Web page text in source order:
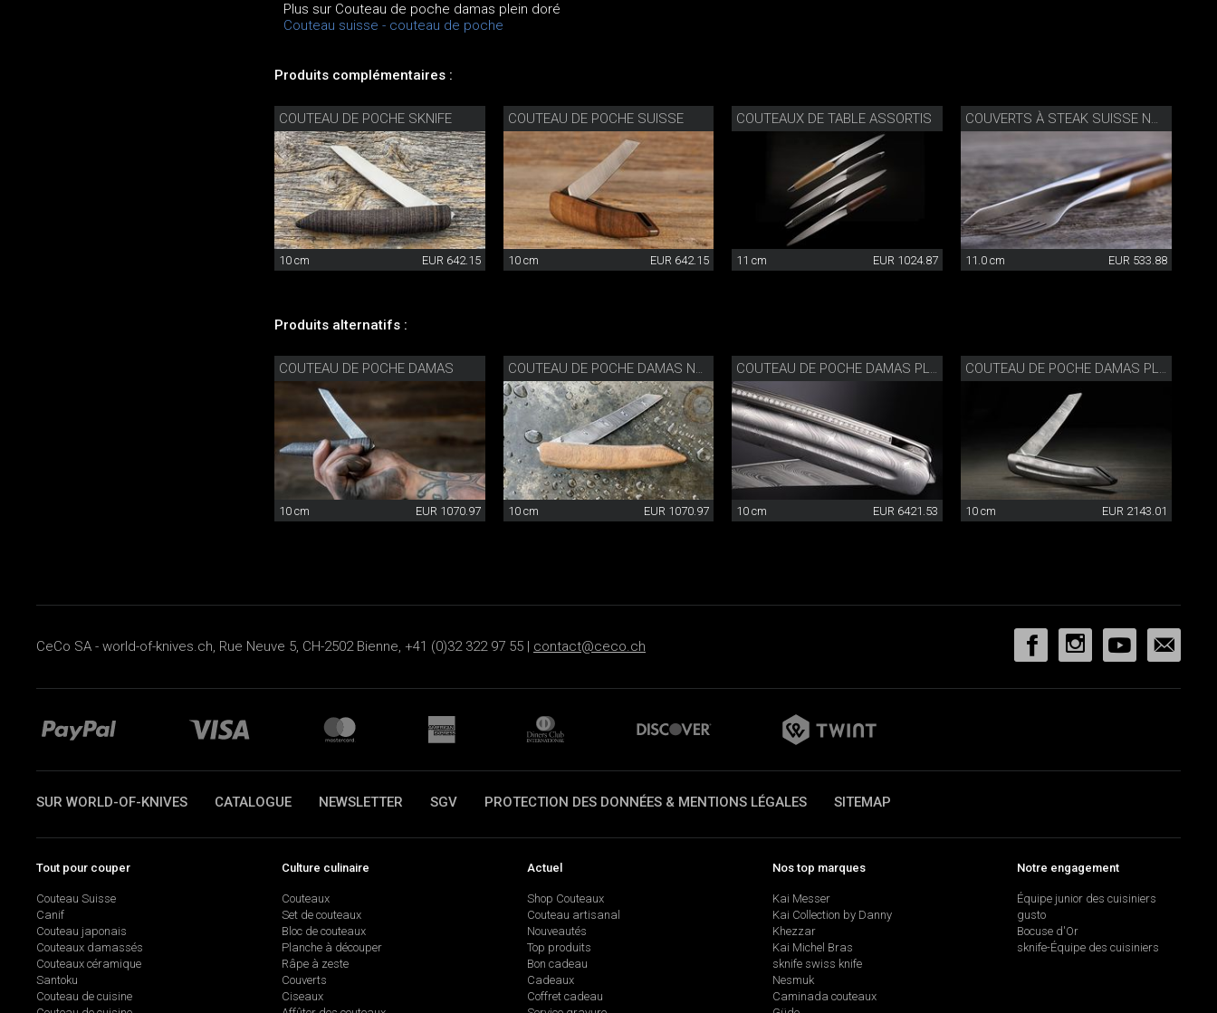
Plus sur Couteau de poche damas plein doré
Couteau suisse - couteau de poche
Produits complémentaires :
COUTEAU DE POCHE SKNIFE
10 cm EUR 642.15
COUTEAU DE POCHE SUISSE
10 cm EUR 642.15
COUTEAUX DE TABLE ASSORTIS
11 cm EUR 1024.87
COUVERTS À STEAK SUISSE NOYER
11.0 cm EUR 533.88
Produits alternatifs :
COUTEAU DE POCHE DAMAS
10 cm EUR 1070.97
COUTEAU DE POCHE DAMAS NOYER
10 cm EUR 1070.97
COUTEAU DE POCHE DAMAS PLEIN DIAMANT
10 cm EUR 6421.53
COUTEAU DE POCHE DAMAS PLEIN
10 cm EUR 2143.01
CeCo SA - world-of-knives.ch, Rue Neuve 5, CH-2502 Bienne, +41 (0)32 322 97 55 | contact@ceco.ch
SUR WORLD-OF-KNIVES CATALOGUE NEWSLETTER SGV PROTECTION DES DONNÉES & MENTIONS LÉGALES SITEMAP
Tout pour couper
Couteau Suisse
Canif
Couteau japonais
Couteaux damassés
Couteaux céramique
Santoku
Couteau de cuisine
Culture culinaire
Couteaux
Set de couteaux
Bloc de couteaux
Planche à découper
Râpe à zeste
Couverts
Ciseaux
Actuel
Shop Couteaux
Couteau artisanal
Nouveautés
Top produits
Bon cadeau
Cadeaux
Coffret cadeau
Nos top marques
Kai Messer
Kai Collection by Danny
Khezzar
Kai Michel Bras
sknife swiss knife
Nesmuk
Caminada couteaux
Notre engagement
Équipe junior des cuisiniers
gusto
Bocuse d'Or
sknife-Équipe des cuisiniers